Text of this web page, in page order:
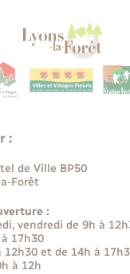
:
de Ville BP50
Forêt
:
vendredi de 9h à
17h30
12h30 et de 14h à
à 12h